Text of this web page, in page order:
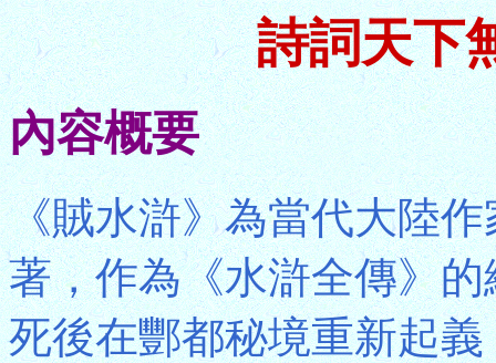
詩詞天下
內容概要
《賊水滸》為當代大陸
著，作為《水滸全傳》
死後在酆都秘境重新起